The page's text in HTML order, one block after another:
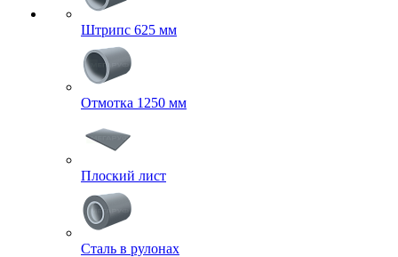
Штрипс 625 мм
Отмотка 1250 мм
Плоский лист
Сталь в рулонах